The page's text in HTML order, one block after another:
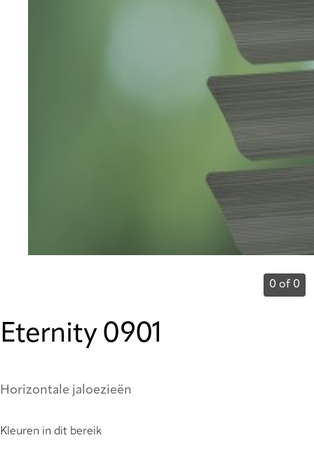
0 of 0
Eternity 0901
Horizontale jaloezieën
Kleuren in dit bereik